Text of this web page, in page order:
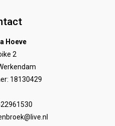
Hoeve
2
18130429